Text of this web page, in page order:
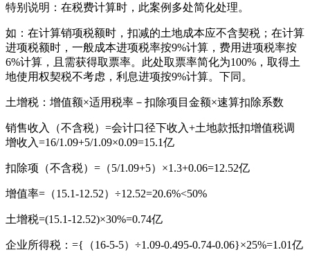
特别说明：在税费计算时，此案例多处简化处理。
如：在计算销项税额时，扣减的土地成本应不含契税；在计算
进项税额时，一般成本进项税率按9%计算，费用进项税率按
6%计算，且需获得取票率。此处取票率简化为100%，取得土
地使用权契税不考虑，利息进项按9%计算。下同。
土增税：增值额×适用税率－扣除项目金额×速算扣除系数
销售收入（不含税）=会计口径下收入+土地款抵扣增值税调
增收入=16/1.09+5/1.09×0.09=15.1亿
扣除项（不含税）=（5/1.09+5）×1.3+0.06=12.52亿
增值率=（15.1-12.52）÷12.52=20.6%<50%
土增税=(15.1-12.52)×30%=0.74亿
企业所得税：={（16-5-5）÷1.09-0.495-0.74-0.06}×25%=1.01亿